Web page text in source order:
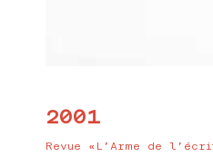
2001
Revue «L’Arme de